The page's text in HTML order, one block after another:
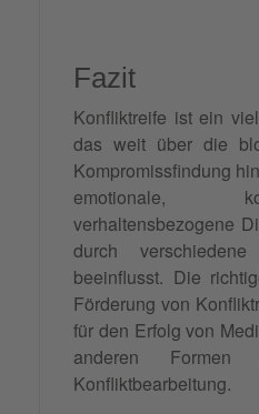
Fazit
Konfliktreife ist ein
das weit über die
Kompromissfindung
emotionale,
verhaltensbezogene
durch
beeinflusst. Die
Förderung von
für den Erfolg von
anderen Formen
Konfliktbearbeitung.